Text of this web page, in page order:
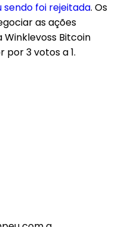
sendo foi rejeitada. Os
as ações
Bitcoin
por 3 votos a 1.